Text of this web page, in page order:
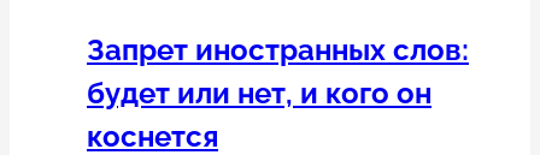
Запрет иностранных слов:
будет или нет, и кого он
коснется